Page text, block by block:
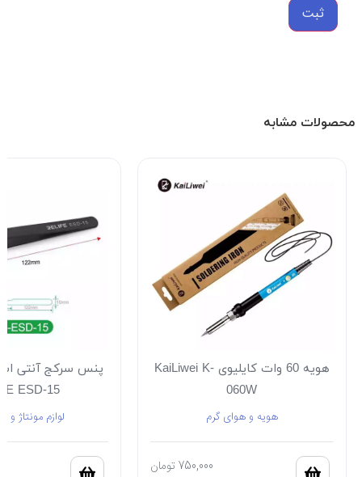
محصولات مشابه
هویه 60 وات کایلیوی KaiLiwei K-
060W
هویه و هوای گرم
750,000 تومان
پنس سرکج آنتی
ESD-15
لوازم مونتاژ و